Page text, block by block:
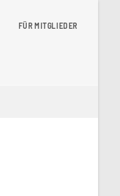
FÜR MITGLIEDER